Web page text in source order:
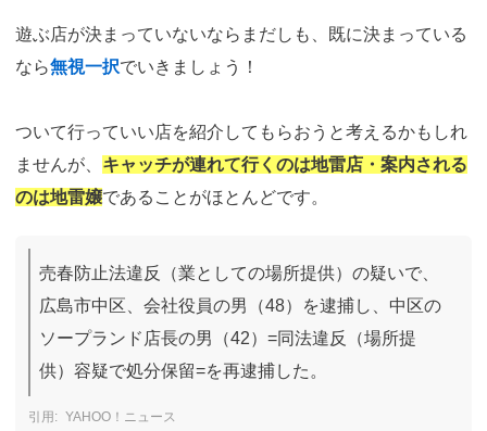
遊ぶ店が決まっていないならまだしも、既に決まっている
なら無視一択でいきましょう！
ついて行っていい店を紹介してもらおうと考えるかもしれ
ませんが、 キャッチが連れて行くのは地雷店・案内される
のは地雷嬢であることがほとんどです。
売春防止法違反（業としての場所提供）の疑いで、
広島市中区、会社役員の男（48）を逮捕し、中区の
ソープランド店長の男（42）=同法違反（場所提
供）容疑で処分保留=を再逮捕した。
YAHOO！ニュース